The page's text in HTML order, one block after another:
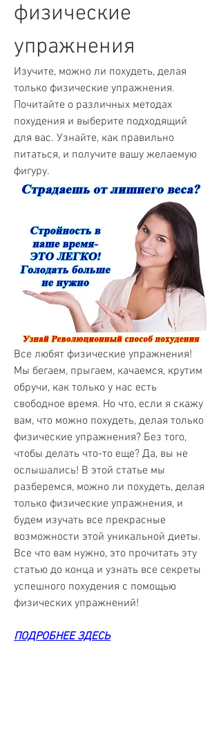
физические
упражнения
Изучите, можно ли похудеть, делая
только физические упражнения.
Почитайте о различных методах
похудения и выберите подходящий
для вас. Узнайте, как правильно
питаться, и получите вашу желаемую
фигуру.
Все любят физические упражнения!
Мы бегаем, прыгаем, качаемся, крутим
обручи, как только у нас есть
свободное время. Но что, если я скажу
вам, что можно похудеть, делая только
физические упражнения? Без того,
чтобы делать что-то еще? Да, вы не
ослышались! В этой статье мы
разберемся, можно ли похудеть, делая
только физические упражнения, и
будем изучать все прекрасные
возможности этой уникальной диеты.
Все что вам нужно, это прочитать эту
статью до конца и узнать все секреты
успешного похудения с помощью
физических упражнений!
ПОДРОБНЕЕ ЗДЕСЬ